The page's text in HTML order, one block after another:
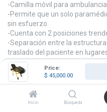
Price:
$ 45,000.00
Inicio Búsqueda
-Camilla móvil para ambulancia
-Permite que un solo
sin esfuerzo.
-Cuenta con 2 posiciones
-Separación entre la
traslado del paciente en
-Barandillas de protección
-Frenos en ruedas frontales,
-Cuenta con portavenoclisis
-Respaldo de ajuste neumático
-Área de piernas de 0-12°